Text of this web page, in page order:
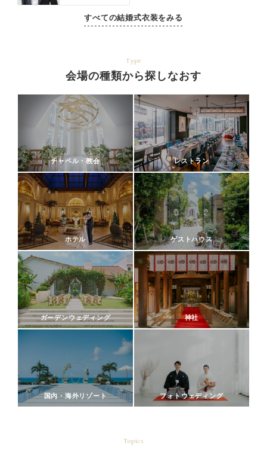
すべての結婚式衣装をみる
Type
会場の種類から探しなおす
チャペル・教会 レストラン
ホテル ゲストハウス
ガーデンウェディング 神社
国内・海外リゾート フォトウェディング
Topics